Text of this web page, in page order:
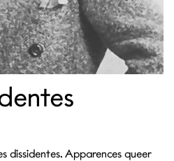
dissidentes. Apparences queer